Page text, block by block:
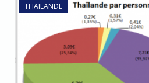
THAÏLANDE